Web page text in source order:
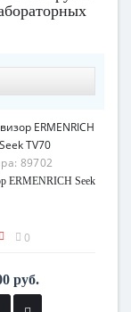
89702
ERMENRICH Seek
0
руб.